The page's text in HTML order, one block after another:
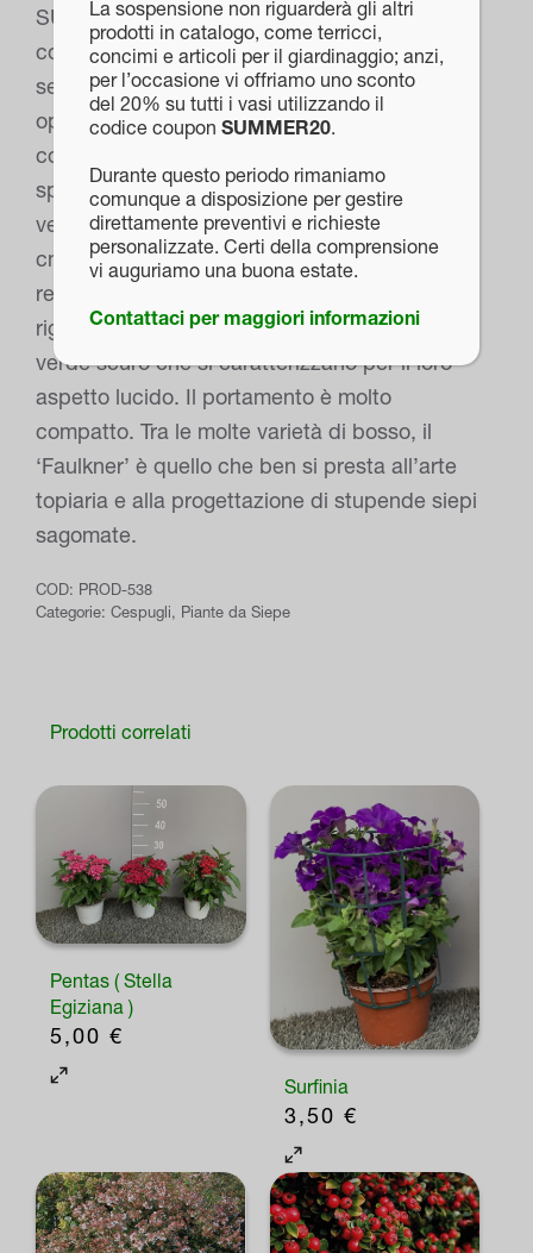
SUFFRUTICOSA (PUMILA) Conosciuto anche
come “Bosso nano”, è un piccolo arbusto
sempreverde, che sviluppa piccole foglie
opposte, quasi arrotondate, coriacee, di
colore verde scuro lucido. In primavera
spuntano piccoli fiori ascellari, stellati, giallo-
verdi. Raggiunge un’altezza massima di 50
cm. – BUXUS FAULKNER Bosso capace di
resistere in modo efficace alle temperature
rigide e presenta delle foglie ovoidali di colore
verde scuro che si caratterizzano per il loro
aspetto lucido. Il portamento è molto
compatto. Tra le molte varietà di bosso, il
‘Faulkner’ è quello che ben si presta all’arte
topiaria e alla progettazione di stupende siepi
sagomate.
COD: PROD-538
Categorie: Cespugli, Piante da Siepe
Prodotti correlati
Pentas ( Stella
Egiziana )
5,00 €
Surfinia
3,50 €
La sospensione non riguarderà gli altri
prodotti in catalogo, come terricci,
concimi e articoli per il giardinaggio; anzi,
per l’occasione vi offriamo uno sconto
del 20% su tutti i vasi utilizzando il
codice coupon SUMMER20.
Durante questo periodo rimaniamo
comunque a disposizione per gestire
direttamente preventivi e richieste
personalizzate. Certi della comprensione
vi auguriamo una buona estate.
Contattaci per maggiori informazioni